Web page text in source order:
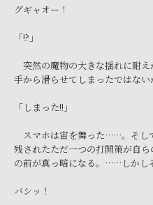
グギャオー！
「!?」
突然の魔物の大きな揺れに耐
手から滑らせてしまったではない
「しまった!!」
スマホは宙を舞った……。そし
残されたただ一つの打開策が自
の前が真っ暗になる。……しかし
バシッ！